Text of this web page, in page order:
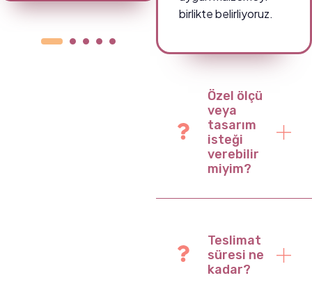
birlikte belirliyoruz.
Özel ölçü
veya
tasarım
isteği
verebilir
miyim?
Teslimat
süresi ne
kadar?